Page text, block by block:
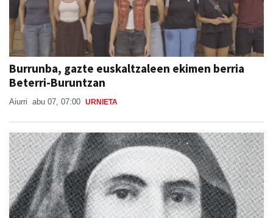
Burrunba, gazte euskaltzaleen ekimen berria
Beterri-Buruntzan
Aiurri abu 07, 07:00 URNIETA